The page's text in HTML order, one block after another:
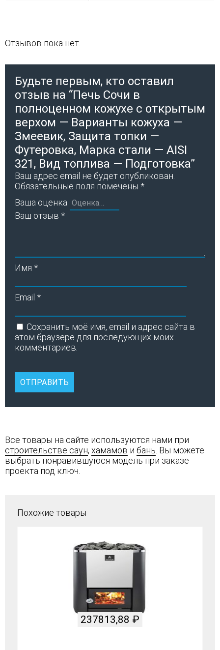
Отзывов пока нет.
Будьте первым, кто оставил
отзыв на “Печь Сочи в
полноценном кожухе с открытым
верхом — Варианты кожуха —
Змеевик, Защита топки —
Футеровка, Марка стали — AISI
321, Вид топлива — Подготовка”
Ваш адрес email не будет опубликован.
Обязательные поля помечены *
Ваша оценка
Ваш отзыв *
Имя *
Email *
Сохранить моё имя, email и адрес сайта в
этом браузере для последующих моих
комментариев.
Все товары на сайте используются нами при
строительстве саун, хамамов и бань . Вы можете
выбрать понравившуюся модель при заказе
проекта под ключ.
Похожие товары
237813,88 ₽